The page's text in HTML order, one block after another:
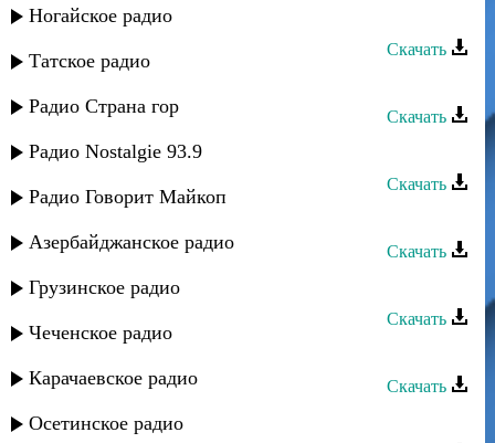
Ногайское радио
Татское радио
Радио Страна гор
Радио Nostalgie 93.9
Радио Говорит Майкоп
Азербайджанское радио
Грузинское радио
Чеченское радио
Карачаевское радио
Осетинское радио
Гапцах группа - Рушариз
Скачать
Скачать
Юждаг группа - Рушар
Скачать
Скачать
Ватан группа - Алина
Скачать
Скачать
Ватан группа - Шуточная